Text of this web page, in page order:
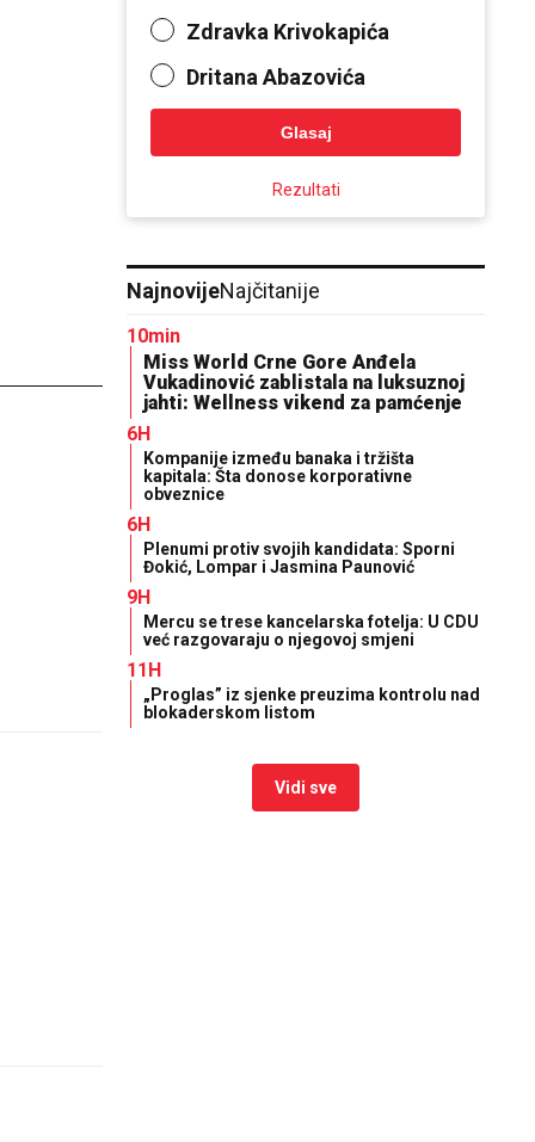
Zdravka Krivokapića
Dritana Abazovića
Glasaj
Rezultati
NajnovijeNajčitanije
10min
Miss World Crne Gore Anđela
Vukadinović zablistala na luksuznoj
jahti: Wellness vikend za pamćenje
6H
Kompanije između banaka i tržišta
kapitala: Šta donose korporativne
obveznice
6H
Plenumi protiv svojih kandidata: Sporni
Đokić, Lompar i Jasmina Paunović
9H
Mercu se trese kancelarska fotelja: U CDU
već razgovaraju o njegovoj smjeni
11H
„Proglas” iz sjenke preuzima kontrolu nad
blokaderskom listom
Vidi sve